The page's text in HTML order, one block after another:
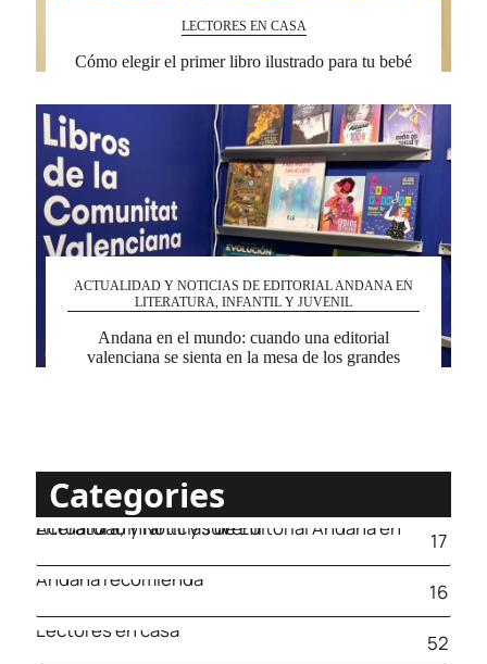
LECTORES EN CASA
Cómo elegir el primer libro ilustrado para tu bebé
ACTUALIDAD Y NOTICIAS DE EDITORIAL ANDANA EN
LITERATURA, INFANTIL Y JUVENIL
Andana en el mundo: cuando una editorial
valenciana se sienta en la mesa de los grandes
Categories
Actualidad y Noticias de Editorial Andana en Literatura, Infantil y Juvenil
17
Andana recomienda
16
Lectores en casa
52